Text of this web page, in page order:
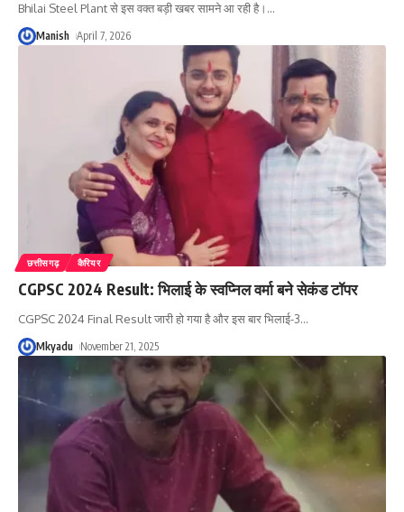
Bhilai Steel Plant से इस वक्त बड़ी खबर सामने आ रही है। …
Manish April 7, 2026
छत्तीसगढ़ कैरियर
CGPSC 2024 Result: भिलाई के स्वप्निल वर्मा बने सेकंड टॉपर
CGPSC 2024 Final Result जारी हो गया है और इस बार भिलाई-3…
Mkyadu November 21, 2025